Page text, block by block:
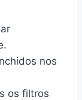
nos
os filtros